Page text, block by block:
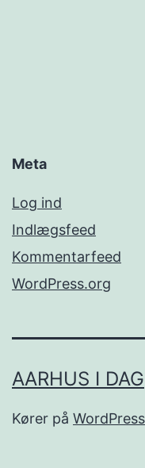
Meta
Log ind
Indlægsfeed
Kommentarfeed
WordPress.org
AARHUS I DAG
Kører på WordPress